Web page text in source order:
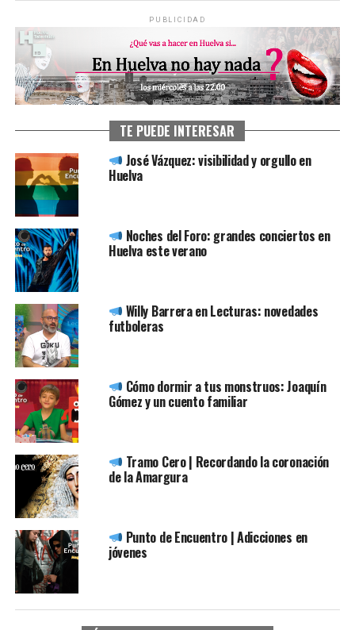
PUBLICIDAD
TE PUEDE INTERESAR
José Vázquez: visibilidad y orgullo en
Huelva
Noches del Foro: grandes conciertos en
Huelva este verano
Willy Barrera en Lecturas: novedades
futboleras
Cómo dormir a tus monstruos: Joaquín
Gómez y un cuento familiar
Tramo Cero | Recordando la coronación
de la Amargura
Punto de Encuentro | Adicciones en
jóvenes